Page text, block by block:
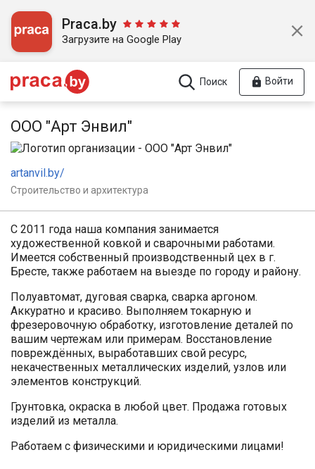
Praca.by
Загрузите на Google Play
Поиск Войти
ООО "Арт Энвил"
artanvil.by/
Строительство и архитектура
С 2011 года наша компания занимается
художественной ковкой и сварочными работами.
Имеется собственный производственный цех в г.
Бресте, также работаем на выезде по городу и району.
Полуавтомат, дуговая сварка, сварка аргоном.
Аккуратно и красиво. Выполняем токарную и
фрезеровочную обработку, изготовление деталей по
вашим чертежам или примерам. Восстановление
повреждённых, выработавших свой ресурс,
некачественных металлических изделий, узлов или
элементов конструкций.
Грунтовка, окраска в любой цвет. Продажа готовых
изделий из металла.
Работаем с физическими и юридическими лицами!